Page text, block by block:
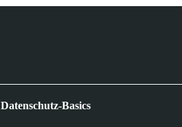
Datenschutz-Basics